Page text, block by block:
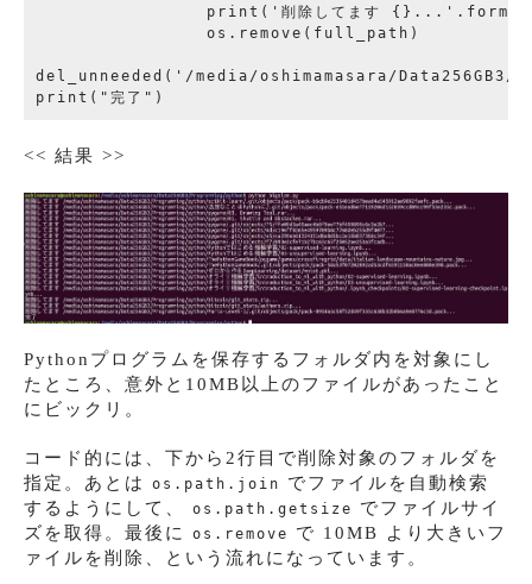
print('削除してます
                os.remove(full_path)
del_unneeded('/media/oshimamasara/
<< 結果 >>
Pythonプログラムを保存するフォルダ内を対象にし
たところ、意外と10MB以上のファイルがあったこと
にビックリ。
コード的には、下から2行目で削除対象のフォルダを
指定。あとは os.path.join
でファイルを自動検索
するようにして、 os.path.getsize
でファイルサイ
ズを取得。最後に os.remove
で 10MB より大きいフ
ァイルを削除、という流れになっています。